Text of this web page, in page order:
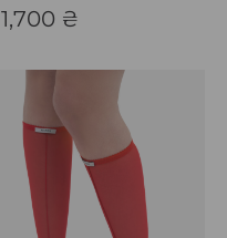
1,700 ₴